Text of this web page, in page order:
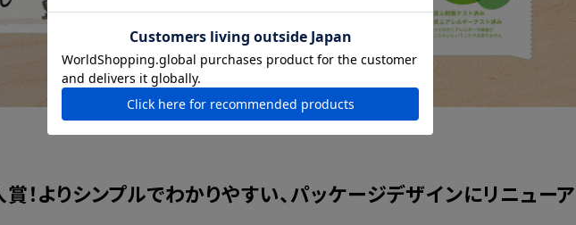
！よりシンプルでわかりやすい、パッケージデザインにリニューア